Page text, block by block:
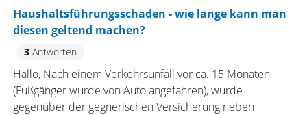
Haushaltsführungsschaden - wie lange kann man
diesen geltend machen?
3Antworten
Hallo, Nach einem Verkehrsunfall vor ca. 15 Monaten
(Fußgänger wurde von Auto angefahren), wurde
gegenüber der gegnerischen Versicherung neben